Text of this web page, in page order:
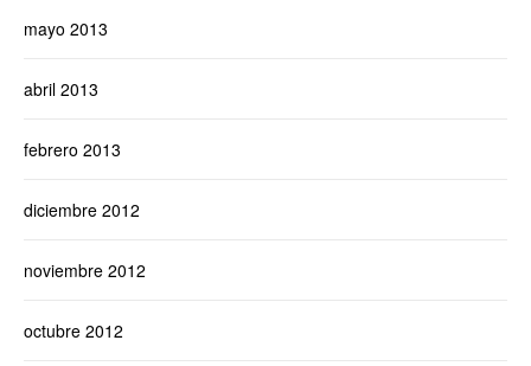
mayo 2013
abril 2013
febrero 2013
diciembre 2012
noviembre 2012
octubre 2012